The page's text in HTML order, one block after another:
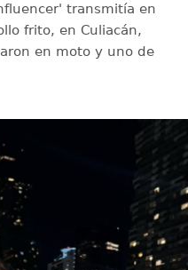
transmitía en
frito, en Culiacán,
en moto y uno de